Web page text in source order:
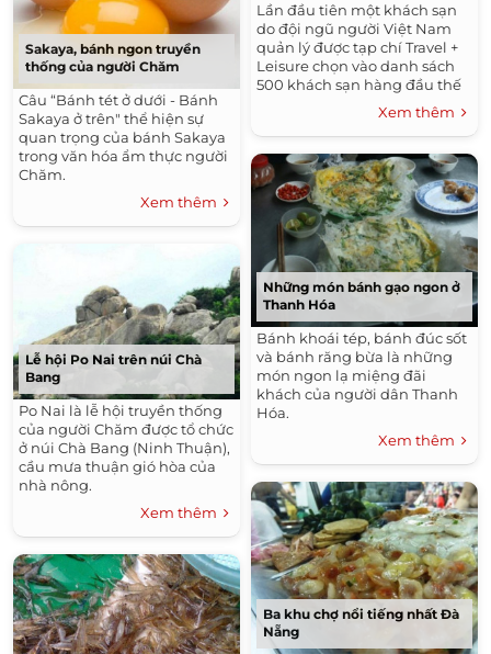
Sakaya, bánh ngon truyền
thống của người Chăm
Câu “Bánh tét ở dưới - Bánh
Sakaya ở trên" thể hiện sự
quan trọng của bánh Sakaya
trong văn hóa ẩm thực người
Chăm.
Xem thêm
Lễ hội Po Nai trên núi Chà
Bang
Po Nai là lễ hội truyền thống
của người Chăm được tổ chức
ở núi Chà Bang (Ninh Thuận),
cầu mưa thuận gió hòa của
nhà nông.
Xem thêm
Lần đầu tiên một khách sạn
do đội ngũ người Việt Nam
quản lý được tạp chí Travel +
Leisure chọn vào danh sách
500 khách sạn hàng đầu thế
Xem thêm
Những món bánh gạo ngon ở
Thanh Hóa
Bánh khoái tép, bánh đúc sốt
và bánh răng bừa là những
món ngon lạ miệng đãi
khách của người dân Thanh
Hóa.
Xem thêm
Ba khu chợ nổi tiếng nhất Đà
Nẵng